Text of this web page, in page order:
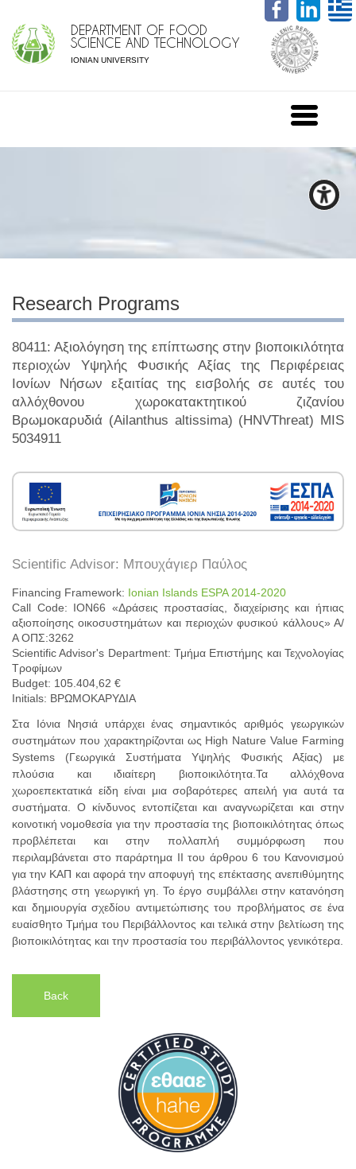
DEPARTMENT OF FOOD
SCIENCE AND TECHNOLOGY
IONIAN UNIVERSITY
Research Programs
80411: Αξιολόγηση της επίπτωσης στην βιοποικιλότητα
περιοχών Υψηλής Φυσικής Αξίας της Περιφέρειας
Ιονίων Νήσων εξαιτίας της εισβολής σε αυτές του
αλλόχθονου χωροκατακτητικού ζιζανίου
Βρωμoκαρυδιά (Ailanthus altissima) (HNVThreat) MIS
5034911
Scientific Advisor: Μπουχάγιερ Παύλος
Financing Framework: Ionian Islands ESPA 2014-2020
Call Code: ΙΟΝ66 «Δράσεις προστασίας, διαχείρισης και ήπιας
αξιοποίησης οικοσυστημάτων και περιοχών φυσικού κάλλους» Α/
Α ΟΠΣ:3262
Scientific Advisor's Department: Τμήμα Επιστήμης και Τεχνολογίας
Τροφίμων
Budget: 105.404,62 €
Initials: ΒΡΩΜΟΚΑΡΥΔΙΑ
Στα Ιόνια Νησιά υπάρχει ένας σημαντικός αριθμός γεωργικών
συστημάτων που χαρακτηρίζονται ως High Nature Value Farming
Systems (Γεωργικά Συστήματα Υψηλής Φυσικής Αξίας) με
πλούσια και ιδιαίτερη βιοποικιλότητα.Τα αλλόχθονα
χωροεπεκτατικά είδη είναι μια σοβαρότερες απειλή για αυτά τα
συστήματα. Ο κίνδυνος εντοπίζεται και αναγνωρίζεται και στην
κοινοτική νομοθεσία για την προστασία της βιοποικιλότητας όπως
προβλέπεται και στην πολλαπλή συμμόρφωση που
περιλαμβάνεται στο παράρτημα ΙΙ του άρθρου 6 του Κανονισμού
για την ΚΑΠ και αφορά την αποφυγή της επέκτασης ανεπιθύμητης
βλάστησης στη γεωργική γη. Το έργο συμβάλλει στην κατανόηση
και δημιουργία σχεδίου αντιμετώπισης του προβλήματος σε ένα
ευαίσθητο Τμήμα του Περιβάλλοντος και τελικά στην βελτίωση της
βιοποικιλότητας και την προστασία του περιβάλλοντος γενικότερα.
Back